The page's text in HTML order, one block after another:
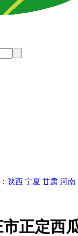
： 陕西 宁夏 甘肃 河南
正定西